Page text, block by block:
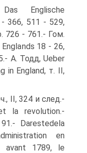
Englische
366, 511 - 529,
726 - 761.- Гом.
18 - 26,
A. Тодд, Ueber
in England, т. II,
II, 324 и след.-
la revolution.-
Darestedela
en
avant 1789, le